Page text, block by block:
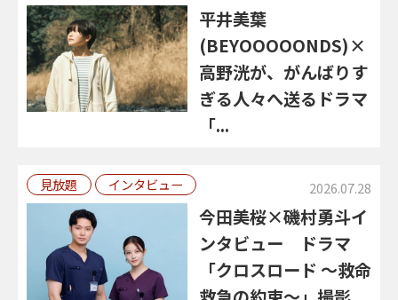
平井美葉
(BEYOOOOONDS)×
高野洸が、がんばりす
ぎる人々へ送るドラマ
「...
見放題 インタビュー 2026.07.28
今田美桜×磯村勇斗イ
ンタビュー ドラマ
「クロスロード ～救命